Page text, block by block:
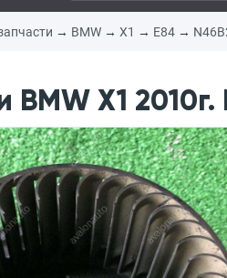
→ BMW → X1 → E84 →
X1 2010г.